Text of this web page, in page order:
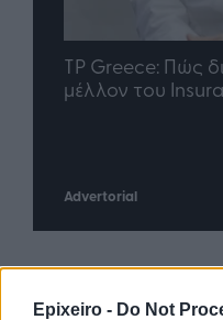
Epixeiro - Do Not
TP Greece: Πώς
μέλλον του
Advertorial
Περισσότερα από το